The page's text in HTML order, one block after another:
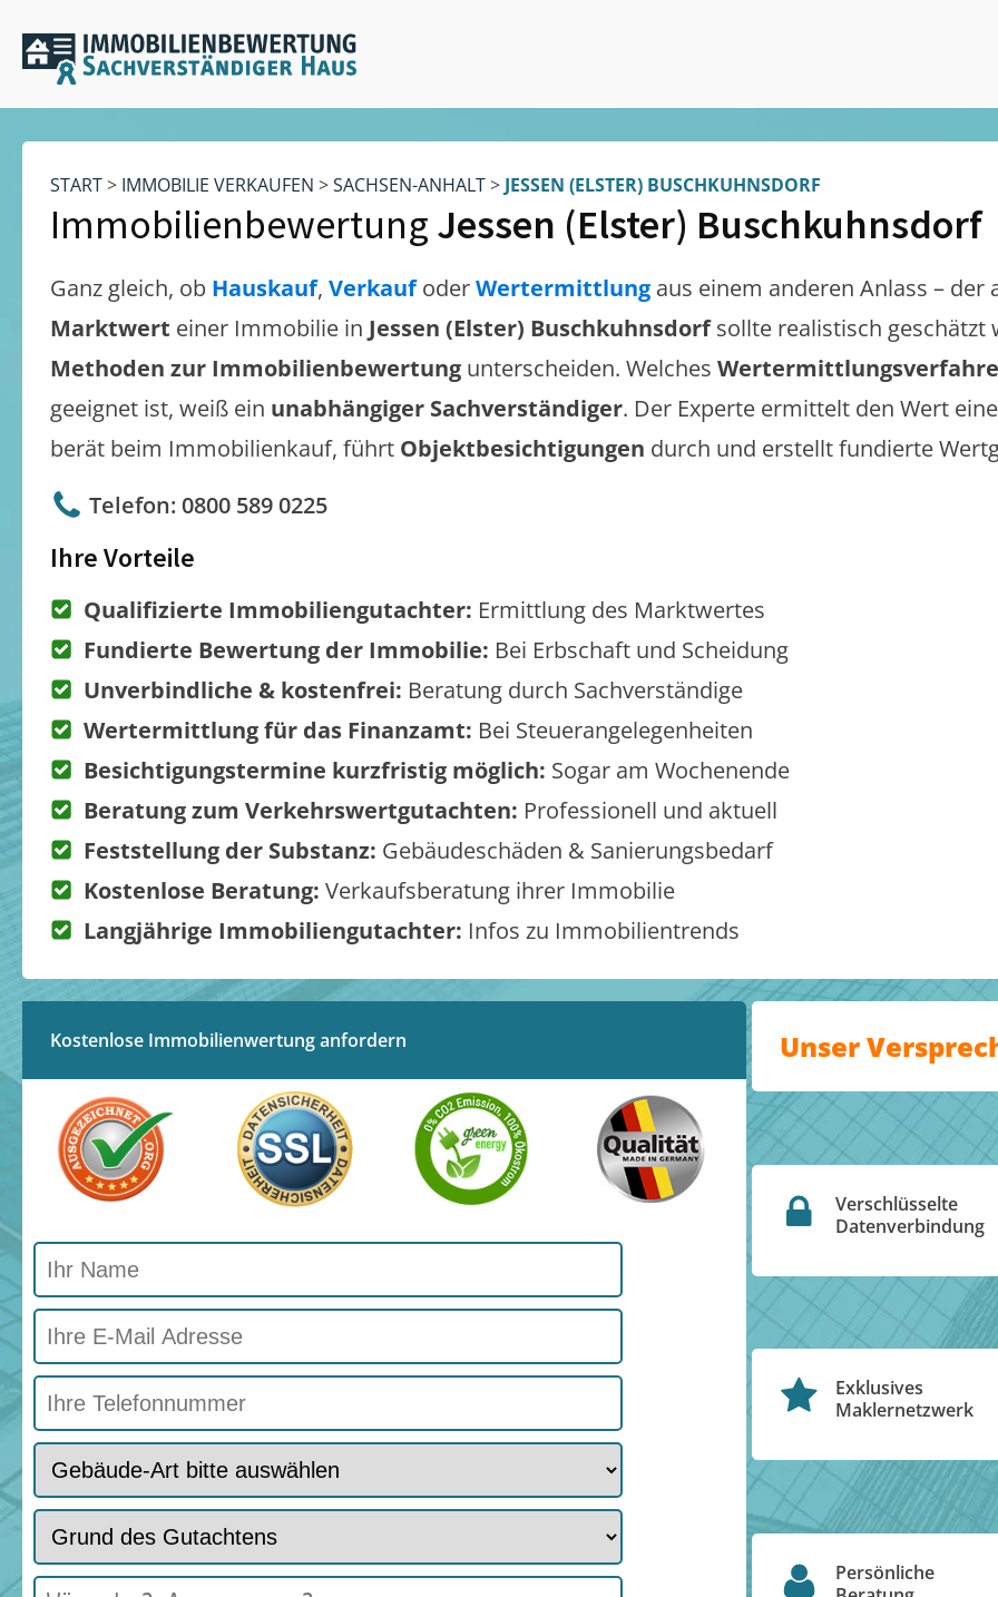
START> IMMOBILIE VERKAUFEN >SACHSEN-ANHALT> JESSEN (ELSTER) BUSCHKUHNSDORF
Immobilienbewertung Jessen (Elster) Buschkuhnsdorf
Ganz gleich, ob Hauskauf, VerkaufoderWertermittlung aus einem anderen Anlass – der
Marktwert einer Immobilie in Jessen (Elster) Buschkuhnsdorf sollte realistisch geschätzt
Methoden zur Immobilienbewertung unterscheiden. Welches
geeignet ist, weiß ein unabhängiger Sachverständiger. Der Experte ermittelt den Wert
berät beim Immobilienkauf, führt Objektbesichtigungen durch und erstellt fundierte
Telefon: 0800 589 0225
Ihre Vorteile
Qualifizierte Immobiliengutachter: Ermittlung des Marktwertes
Fundierte Bewertung der Immobilie: Bei Erbschaft und Scheidung
Unverbindliche & kostenfrei: Beratung durch Sachverständige
Wertermittlung für das Finanzamt: Bei Steuerangelegenheiten
Besichtigungstermine kurzfristig möglich: Sogar am Wochenende
Beratung zum Verkehrswertgutachten: Professionell und aktuell
Feststellung der Substanz: Gebäudeschäden & Sanierungsbedarf
Kostenlose Beratung: Verkaufsberatung ihrer Immobilie
Langjährige Immobiliengutachter: Infos zu Immobilientrends
Kostenlose Immobilienwertung anfordern Unser
Verschlüsselte
Datenverbindung
Exklusives
Maklernetzwerk
Persönliche